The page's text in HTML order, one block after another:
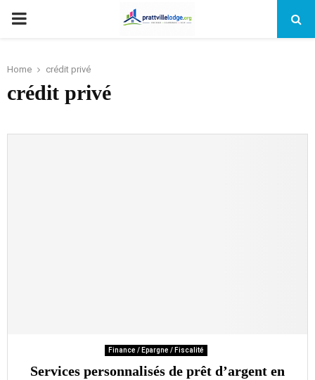
PRIMARY
Home crédit privé
crédit privé
Finance / Epargne / Fiscalité
Services personnalisés de prêt d’argent en